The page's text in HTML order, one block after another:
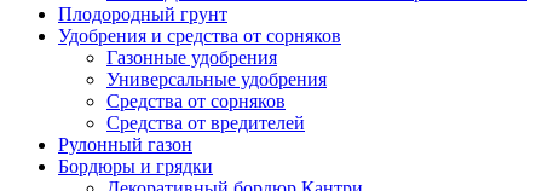
Плодородный грунт
Удобрения и средства от сорняков
Газонные удобрения
Универсальные удобрения
Средства от сорняков
Средства от вредителей
Рулонный газон
Бордюры и грядки